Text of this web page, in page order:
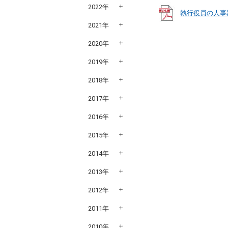
執行役員の人
2022年
2021年
2020年
2019年
2018年
2017年
2016年
2015年
2014年
2013年
2012年
2011年